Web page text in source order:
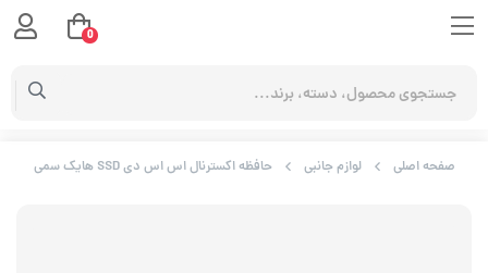
صفحه اصلی لوازم جانبی حافظه اکسترنال اس اس دی SSD هایک سمی Hiksemi HS-ESSD-T100 1TB
0